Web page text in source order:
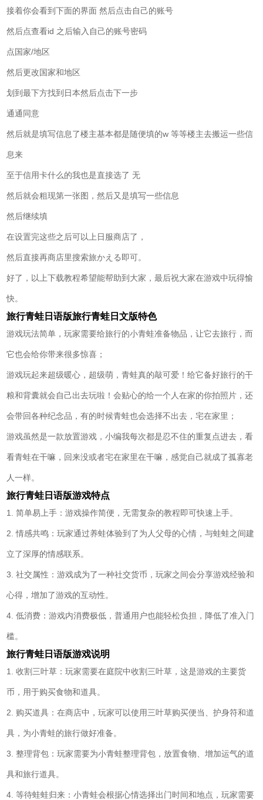
接着你会看到下面的界面 然后点击自己的账号
然后点查看id 之后输入自己的账号密码
点国家/地区
然后更改国家和地区
划到最下方找到日本然后点击下一步
通通同意
然后就是填写信息了楼主基本都是随便填的w 等等楼主去搬运一些信
息来
至于信用卡什么的我也是直接选了 无
然后就会粗现第一张图，然后又是填写一些信息
然后继续填
在设置完这些之后可以上日服商店了，
然后直接再商店里搜索旅かえる即可。
好了，以上下载教程希望能帮助到大家，最后祝大家在游戏中玩得愉
快。
旅行青蛙日语版旅行青蛙日文版特色
游戏玩法简单，玩家需要给旅行的小青蛙准备物品，让它去旅行，而
它也会给你带来很多惊喜；
游戏玩起来超级暖心，超级萌，青蛙真的敲可爱！给它备好旅行的干
粮和背囊就会自己出去玩啦！会贴心的给一个人在家的你拍照片，还
会带回各种纪念品，有的时候青蛙也会选择不出去，宅在家里；
游戏虽然是一款放置游戏，小编我每次都是忍不住的重复点进去，看
看青蛙在干嘛，回来没或者宅在家里在干嘛，感觉自己就成了孤寡老
人一样。
旅行青蛙日语版游戏特点
1. 简单易上手：游戏操作简便，无需复杂的教程即可快速上手。
2. 情感共鸣：玩家通过养蛙体验到了为人父母的心情，与蛙蛙之间建
立了深厚的情感联系。
3. 社交属性：游戏成为了一种社交货币，玩家之间会分享游戏经验和
心得，增加了游戏的互动性。
4. 低消费：游戏内消费极低，普通用户也能轻松负担，降低了准入门
槛。
旅行青蛙日语版游戏说明
1. 收割三叶草：玩家需要在庭院中收割三叶草，这是游戏的主要货
币，用于购买食物和道具。
2. 购买道具：在商店中，玩家可以使用三叶草购买便当、护身符和道
具，为小青蛙的旅行做好准备。
3. 整理背包：玩家需要为小青蛙整理背包，放置食物、增加运气的道
具和旅行道具。
4. 等待蛙蛙归来：小青蛙会根据心情选择出门时间和地点，玩家需要